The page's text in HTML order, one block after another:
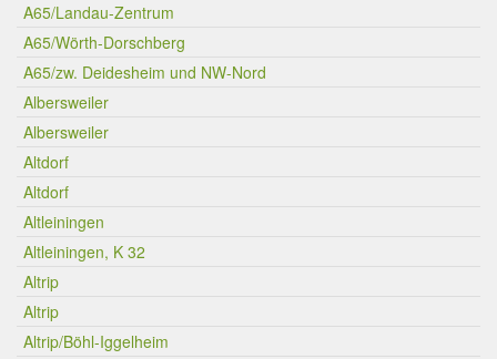
A65/Landau-Zentrum
A65/Wörth-Dorschberg
A65/zw. Deidesheim und NW-Nord
Albersweiler
Albersweiler
Altdorf
Altdorf
Altleiningen
Altleiningen, K 32
Altrip
Altrip
Altrip/Böhl-Iggelheim